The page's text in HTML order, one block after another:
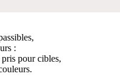
:
pour cibles,